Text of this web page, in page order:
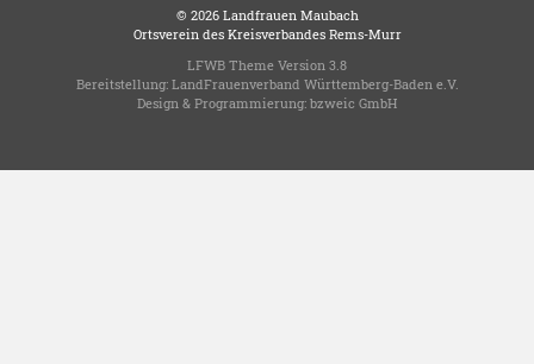
© 2026 Landfrauen Maubach
Ortsverein des Kreisverbandes Rems-Murr
LFWB Theme Version 3.8
Bereitstellung: LandFrauenverband Württemberg-Baden e.V.
Design & Programmierung: bzweic GmbH